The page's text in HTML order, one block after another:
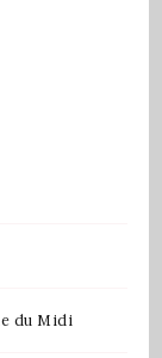
du Midi